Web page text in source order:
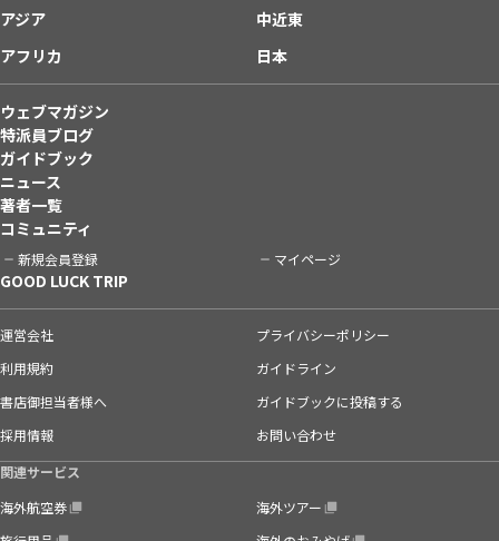
アジア
中近東
アフリカ
日本
ウェブマガジン
特派員ブログ
ガイドブック
ニュース
著者一覧
コミュニティ
新規会員登録 マイページ
GOOD LUCK TRIP
運営会社
プライバシーポリシー
利用規約
ガイドライン
書店御担当者様へ
ガイドブックに投稿する
採用情報
お問い合わせ
関連サービス
海外航空券
海外ツアー